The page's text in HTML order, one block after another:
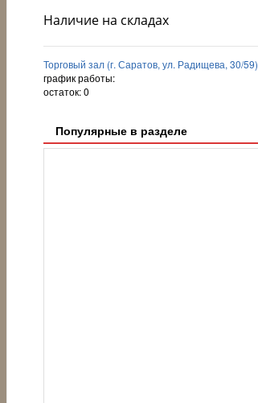
Наличие на складах
Торговый зал (г. Саратов, ул. Радищева, 30/59)
график работы:
остаток:0
Популярные в разделе